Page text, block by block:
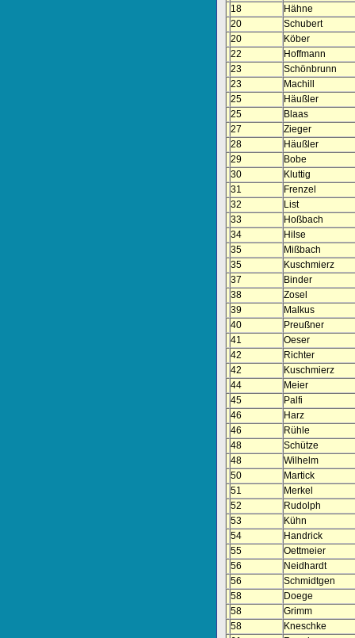
18
Hähne
20
Schubert
20
Köber
22
Hoffmann
23
Schönbrunn
23
Machill
25
Häußler
25
Blaas
27
Zieger
28
Häußler
29
Bobe
30
Kluttig
31
Frenzel
32
List
33
Hoßbach
34
Hilse
35
Mißbach
35
Kuschmierz
37
Binder
38
Zosel
39
Malkus
40
Preußner
41
Oeser
42
Richter
42
Kuschmierz
44
Meier
45
Palfi
46
Harz
46
Rühle
48
Schütze
48
Wilhelm
50
Martick
51
Merkel
52
Rudolph
53
Kühn
54
Handrick
55
Oettmeier
56
Neidhardt
56
Schmidtgen
58
Doege
58
Grimm
58
Kneschke